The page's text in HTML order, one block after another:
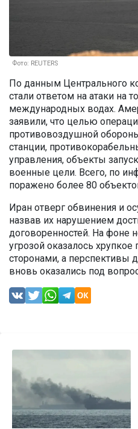
Фото: REUTERS
По данным Центрального
стали ответом на атаки на
международных водах.
заявили, что целью
противовоздушной
станции,
управления, объекты
военные цели. Всего, по
поражено более 80
Иран отверг обвинения и
назвав их нарушением
договоренностей. На фоне
угрозой оказалось
сторонами, а перспективы
вновь оказались под